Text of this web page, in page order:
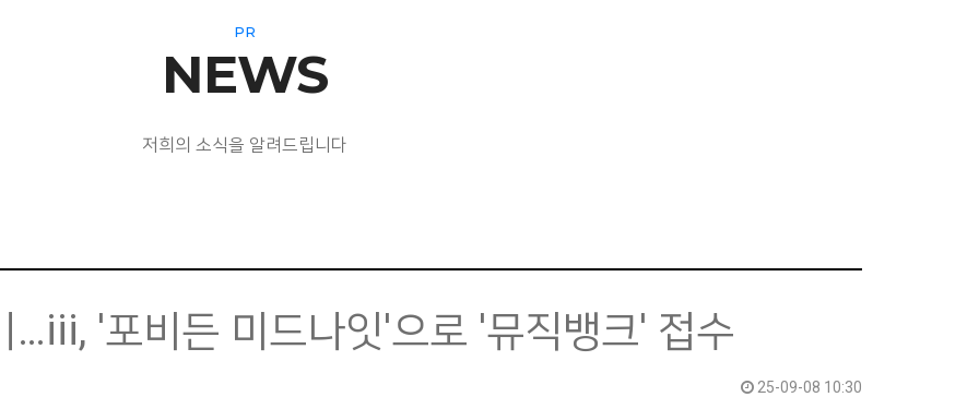
PR
NEWS
저희의 소식을 알려드립니다
…iii, '포비든 미드나잇'으로 '뮤직뱅크' 접수
25-09-08 10:30